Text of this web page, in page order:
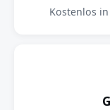
Kostenlos